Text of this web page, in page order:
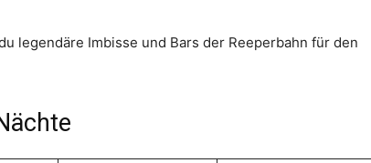
legendäre Imbisse und Bars der Reeperbahn für den